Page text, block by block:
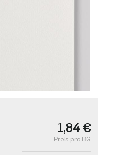
1,84 €
Preis pro BG